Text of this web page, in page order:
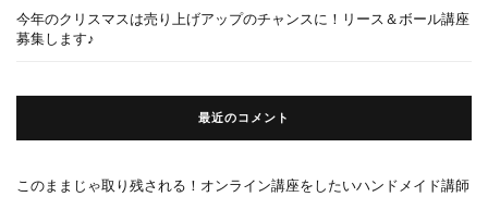
今年のクリスマスは売り上げアップのチャンスに！リース＆ボール講座
募集します♪
最近のコメント
このままじゃ取り残される！オンライン講座をしたいハンドメイド講師